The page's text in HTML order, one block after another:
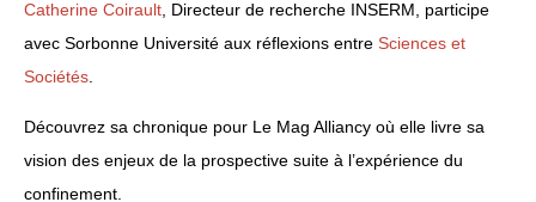
Catherine Coirault , Directeur de recherche INSERM, participe
avec Sorbonne Université aux réflexions entre Sciences et
Sociétés
Découvrez sa chronique pour Le Mag Alliancy où elle livre sa
vision des enjeux de la prospective suite à l’expérience du
confinement.